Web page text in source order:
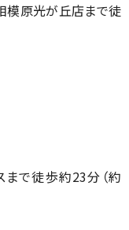
模原光が丘店まで徒
で徒歩約23分（約